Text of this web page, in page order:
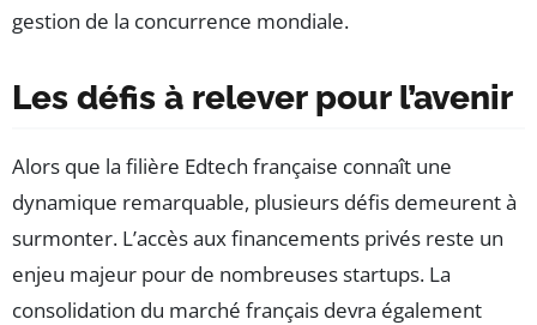
gestion de la concurrence mondiale.
Les défis à relever pour l’avenir
Alors que la filière Edtech française connaît une
dynamique remarquable, plusieurs défis demeurent à
surmonter. L’accès aux financements privés reste un
enjeu majeur pour de nombreuses startups. La
consolidation du marché français devra également